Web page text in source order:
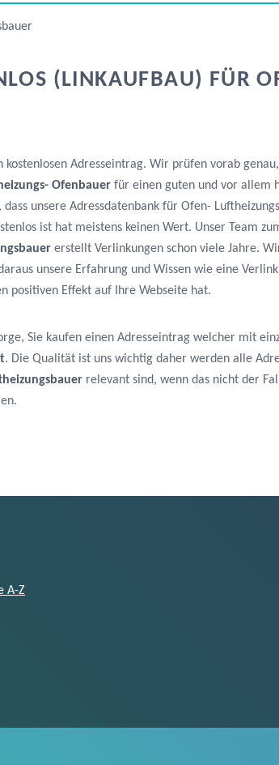
(LINKAUFBAU) FÜR
Adresseintrag. Wir prüfen vorab
Ofenbauer für einen guten und vor allem
unsere Adressdatenbank für Ofen-
ist hat meistens keinen Wert. Unser Team
erstellt Verlinkungen schon viele Jahre.
unsere Erfahrung und Wissen wie eine
positiven Effekt auf Ihre Webseite hat.
Sie kaufen einen Adresseintrag welcher mit
. Die Qualität ist uns wichtig daher werden alle
relevant sind, wenn das nicht der
A-Z